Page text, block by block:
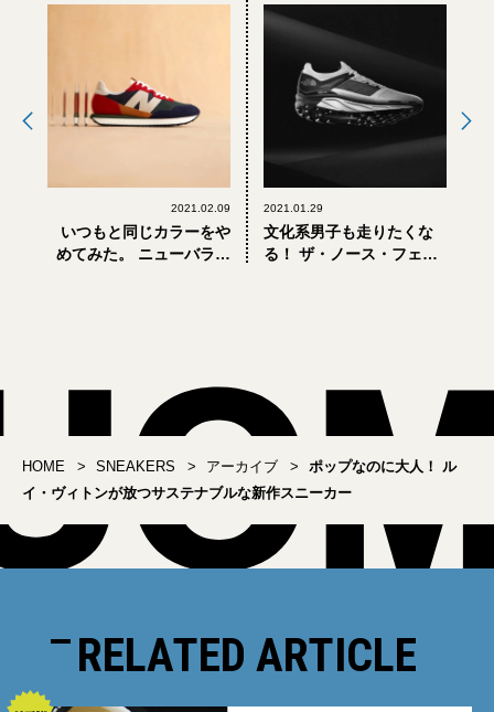
2021.02.09
いつもと同じカラーをや
めてみた。 ニューバラン
2021.01.29
文化系男子も走りたくな
る！ ザ・ノース・フェイ
HOME SNEAKERS アーカイブ
ポップなのに大人！ ル
イ・ヴィトンが放つサステナブルな新作スニーカー
RELATED ARTICLE